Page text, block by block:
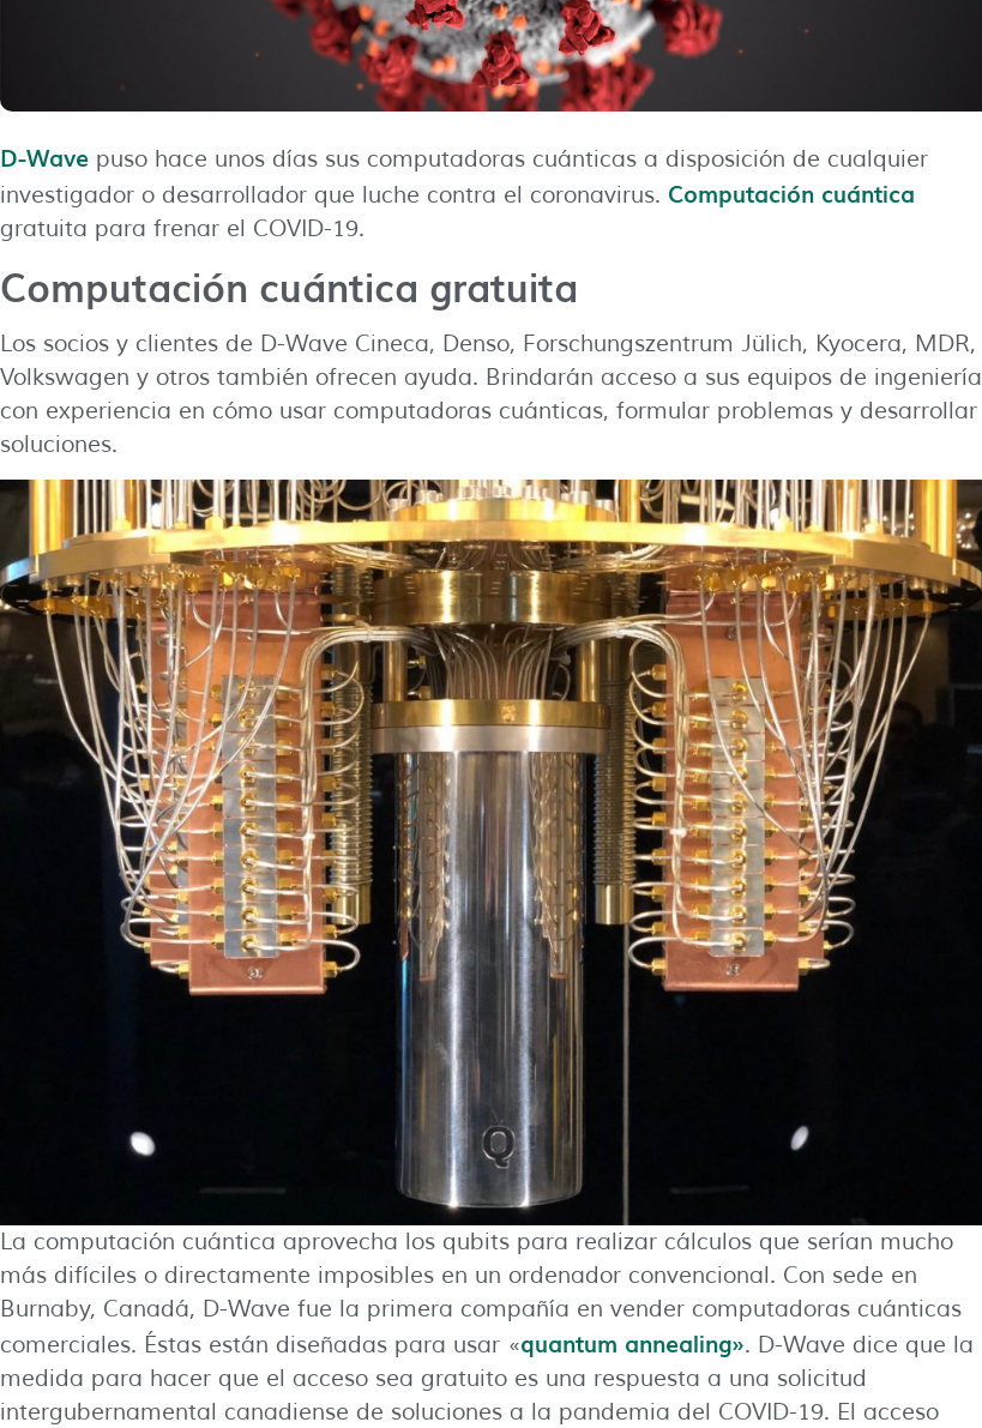
D-Wave puso hace unos días sus computadoras cuánticas a disposición de cualquier
investigador o desarrollador que luche contra el coronavirus. Computación cuántica
gratuita para frenar el COVID-19.
Computación cuántica gratuita
Los socios y clientes de D-Wave Cineca, Denso, Forschungszentrum Jülich, Kyocera, MDR,
Volkswagen y otros también ofrecen ayuda. Brindarán acceso a sus equipos de ingeniería
con experiencia en cómo usar computadoras cuánticas, formular problemas y desarrollar
soluciones.
La computación cuántica aprovecha los qubits para realizar cálculos que serían mucho
más difíciles o directamente imposibles en un ordenador convencional. Con sede en
Burnaby, Canadá, D-Wave fue la primera compañía en vender computadoras cuánticas
comerciales. Éstas están diseñadas para usar «quantum annealing». D-Wave dice que la
medida para hacer que el acceso sea gratuito es una respuesta a una solicitud
intergubernamental canadiense de soluciones a la pandemia del COVID-19. El acceso